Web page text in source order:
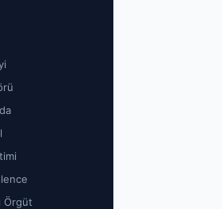
Örgüt